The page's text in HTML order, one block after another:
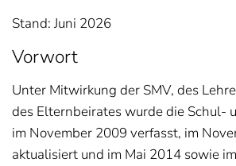
Stand: Juni 2026
Vorwort
Unter Mitwirkung der SMV, des
des Elternbeirates wurde die Schul-
im November 2009 verfasst, im
aktualisiert und im Mai 2014 sowie